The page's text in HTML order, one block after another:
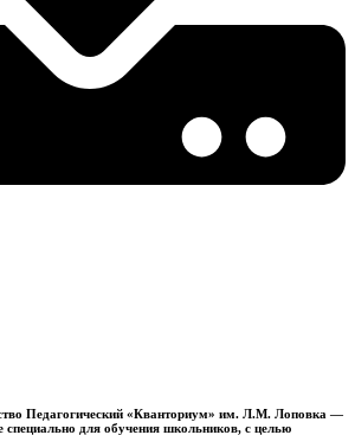
Педагогический «Кванториум» им. Л.М. Лоповка —
специально для обучения школьников, с целью